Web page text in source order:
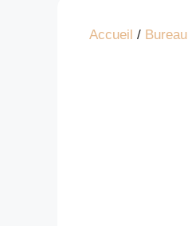
Accueil / Bureau